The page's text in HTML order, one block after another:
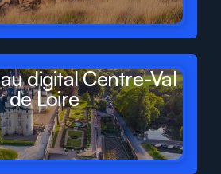
digital Centre-Val
de Loire